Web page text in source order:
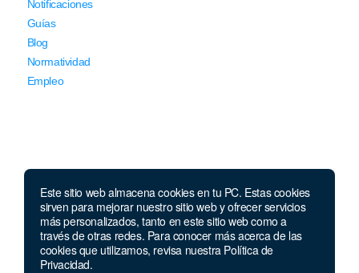
Este sitio web almacena cookies en tu PC. Estas cookies
sirven para mejorar nuestro sitio web y ofrecer servicios
más personalizados, tanto en este sitio web como a
través de otras redes. Para conocer más acerca de las
cookies que utilizamos, revisa nuestra Política de
Privacidad.
Notificaciones
Guías
Blog
Normatividad
Empleo
Llámanos
Lunes a jueves de 7 a.m.
a 5:00 p.m. Viernes de
7 a.m. a 4 p.m. Sábados de 8 a.m. a 2 p.m.